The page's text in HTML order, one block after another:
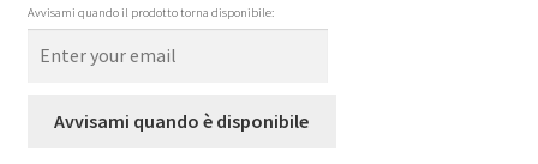
Avvisami quando il prodotto torna disponibile:
Avvisami quando è disponibile